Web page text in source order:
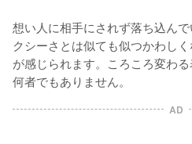
想い人に相手にされず落ち込ん
クシーさとは似ても似つかわし
が感じられます。ころころ変わ
何者でもありません。
AD